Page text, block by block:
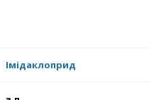
Імідаклоприд